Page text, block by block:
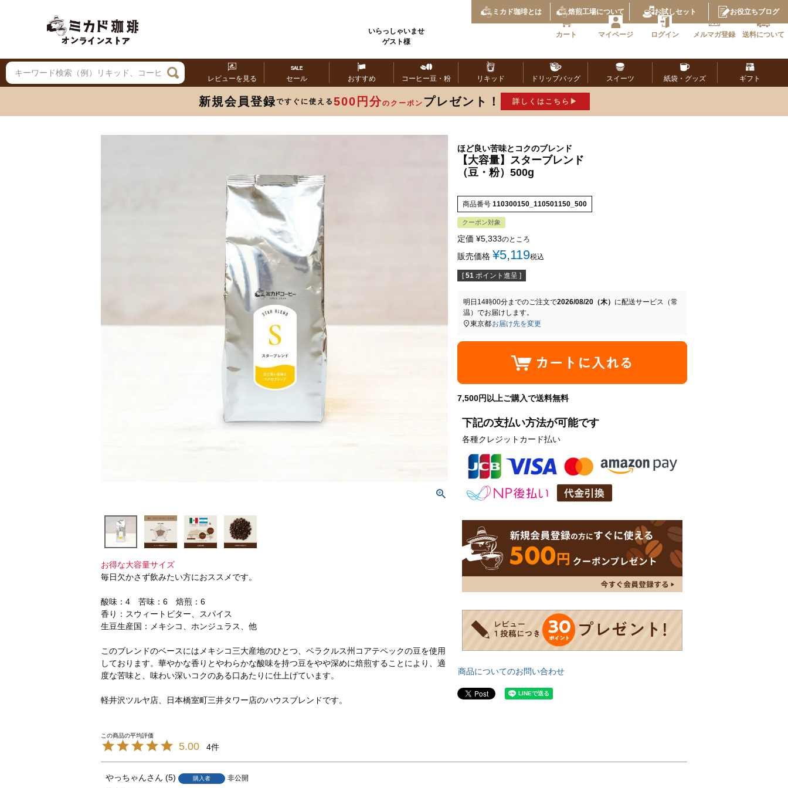
いらっしゃいませ
ゲスト様
ミカド珈琲とは 焙煎工場について お試しセット お役立ちブログ
カート マイページ ログイン メルマガ登録 送料について
レビューを見る セール おすすめ コーヒー豆・粉 リキッド ドリップバッグ スイーツ 紙袋・ グッズ ギフト
新規会員登録ですぐに使える 500円分のクーポン プレゼント！ 詳しくはこちら
お得な大容量サイズ
毎日欠かさず飲みたい方におススメです。
酸味：4 苦味：6 焙煎：6
香り：スウィートビター、スパイス
生豆生産国：メキシコ、ホンジュラス、他
このブレンドのベースにはメキシコ三大産地のひとつ、ベラクルス州コアテペックの豆を使用
しております。華やかな香りとやわらかな酸味を持つ豆をやや深めに焙煎することにより、適
度な苦味と、味わい深いコクのある口あたりに仕上げています。
軽井沢ツルヤ店、日本橋室町三井タワー店のハウスブレンドです。
ほど良い苦味とコクのブレンド
【大容量】スターブレンド
（豆・粉）500g
商品番号 110300150_110501150_500
クーポン対象
定価 ¥5,333のところ
販売価格 ¥5,119税込
[ 51 ポイント進呈 ]
明日 14時00分までのご注文で2026/08/20（木） に配送サービス（常
温） でお届けします。
東京都お届け先を変更
7,500円以上ご購入で送料無料
下記の支払い方法が可能です
各種クレジットカード払い
商品についてのお問い合わせ
5.00 4
やっちゃん 5 購入者
非公開